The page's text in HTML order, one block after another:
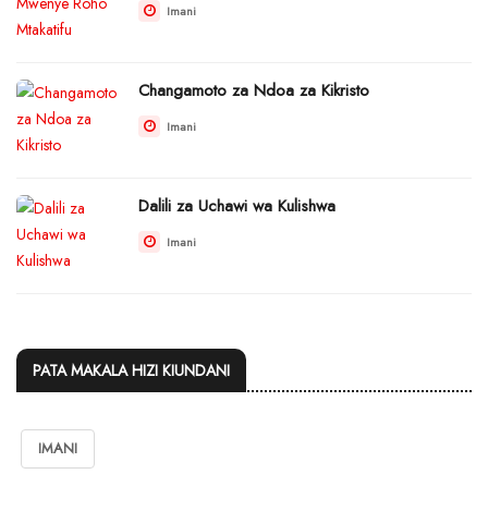
Imani
Changamoto za Ndoa za Kikristo
Imani
Dalili za Uchawi wa Kulishwa
Imani
PATA MAKALA HIZI KIUNDANI
IMANI